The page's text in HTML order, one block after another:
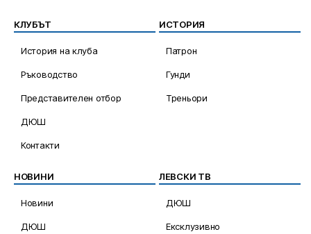
КЛУБЪТ
История на клуба
Ръководство
Представителен отбор
ДЮШ
Контакти
ИСТОРИЯ
Патрон
Гунди
Треньори
НОВИНИ
Новини
ДЮШ
ЛЕВСКИ ТВ
ДЮШ
Ексклузивно